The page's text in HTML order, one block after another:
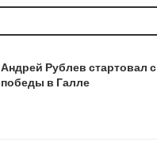
Андрей Рублев стартовал с
победы в Галле